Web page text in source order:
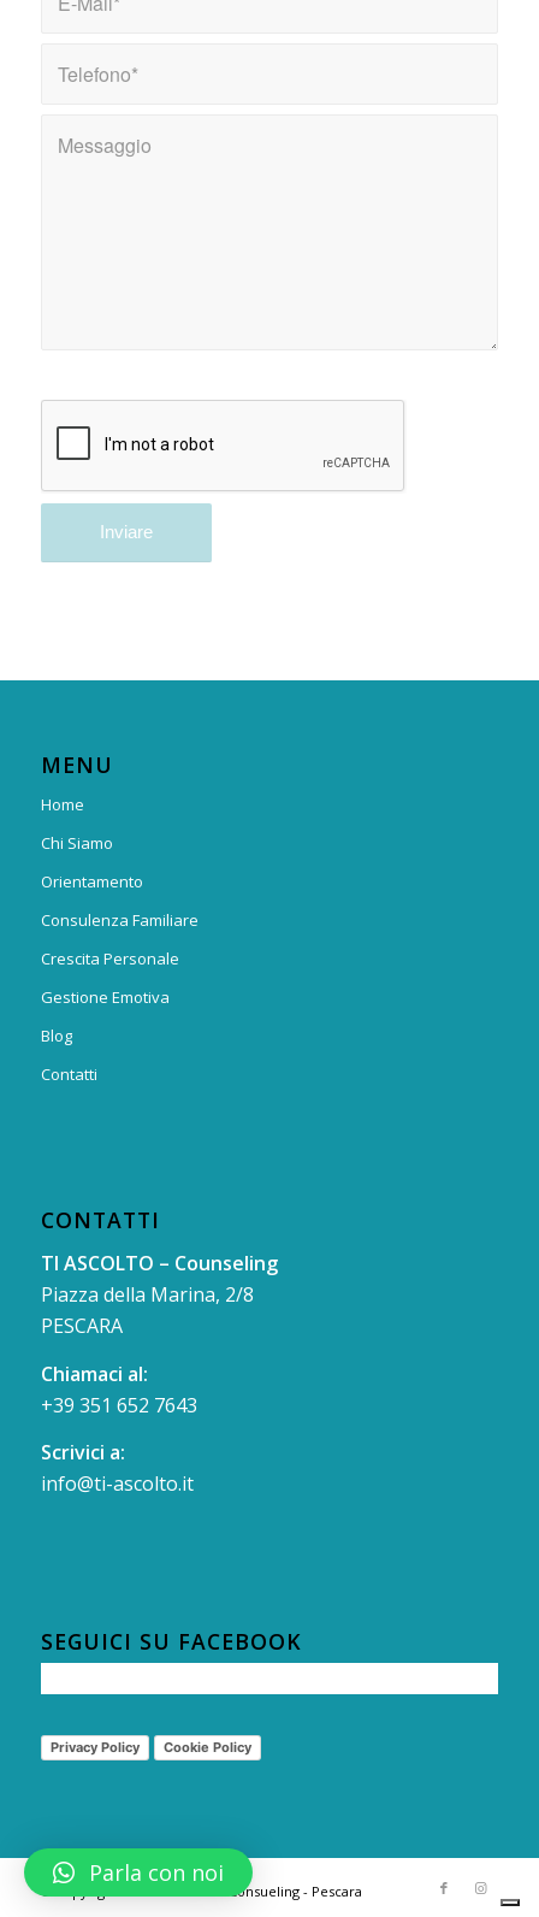
MENU
Home
Chi Siamo
Orientamento
Consulenza Familiare
Crescita Personale
Gestione Emotiva
Blog
Contatti
CONTATTI
TI ASCOLTO – Counseling
Piazza della Marina, 2/8
PESCARA
Chiamaci al:
+39 351 652 7643
Scrivici a:
info@ti-ascolto.it
SEGUICI SU FACEBOOK
Privacy Policy Cookie Policy
© Copyright 2021 - Ti Ascolto Consueling - Pescara
Parla con noi